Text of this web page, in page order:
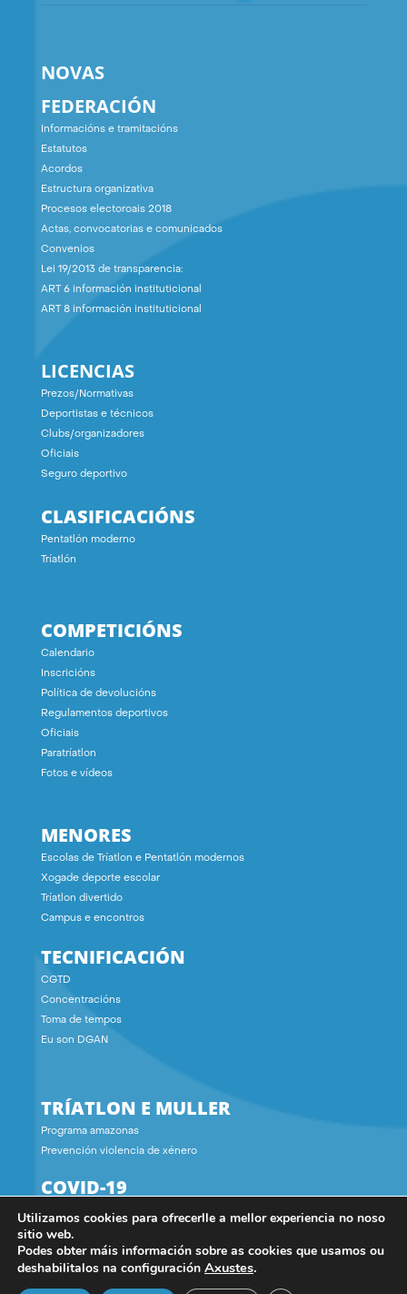
NOVAS
FEDERACIÓN
Informacións e tramitacións
Estatutos
Acordos
Estructura organizativa
Procesos electoroais 2018
Actas, convocatorias e comunicados
Convenios
Lei 19/2013 de transparencia:
ART 6 información instituticional
ART 8 información instituticional
LICENCIAS
Prezos/Normativas
Deportistas e técnicos
Clubs/organizadores
Oficiais
Seguro deportivo
CLASIFICACIÓNS
Pentatlón moderno
Tríatlón
COMPETICIÓNS
Calendario
Inscricións
Política de devolucións
Regulamentos deportivos
Oficiais
Paratríatlon
Fotos e vídeos
MENORES
Escolas de Tríatlon e Pentatlón modernos
Xogade deporte escolar
Tríatlon divertido
Campus e encontros
TECNIFICACIÓN
CGTD
Concentracións
Toma de tempos
Eu son DGAN
TRÍATLON E MULLER
Programa amazonas
Prevención violencia de xénero
COVID-19
CONTACTO
Utilizamos cookies para ofrecerlle a mellor experiencia no noso
sitio web.
Podes obter máis información sobre as cookies que usamos ou
deshabilitalos na configuración Axustes.